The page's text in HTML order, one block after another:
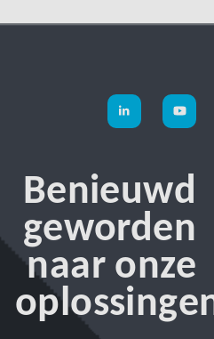
Benieuwd
geworden
naar onze